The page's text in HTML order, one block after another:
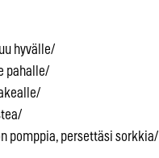
hyvälle/
pahalle/
pomppia, persettäsi sorkkia/